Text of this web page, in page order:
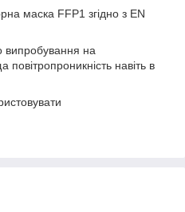
маска FFP1 згідно з EN
випробування на
навіть в